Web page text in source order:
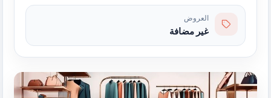
العروض
غير مضافة